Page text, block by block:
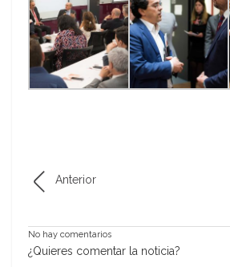
Anterior
No hay comentarios
¿Quieres comentar la noticia?